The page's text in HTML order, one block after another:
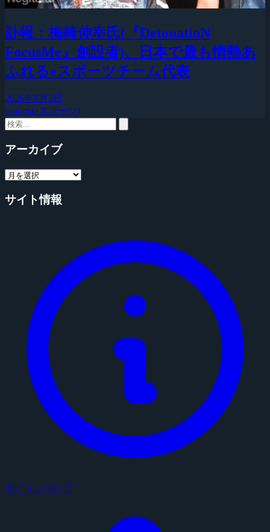
訃報：梅崎伸幸氏(『DetonatioN
FocusMe』創設者)、日本で最も情熱あ
ふれるeスポーツチーム代表
2026年8月3日
esports(eスポーツ)
アーカイブ
サイト情報
サイトについて